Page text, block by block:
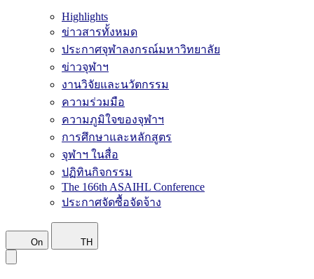
Highlights
ข่าวสารทั้งหมด
ประกาศจุฬาลงกรณ์มหาวิทยาลัย
ข่าวจุฬาฯ
งานวิจัยและนวัตกรรม
ความร่วมมือ
ความภูมิใจของจุฬาฯ
การศึกษาและหลักสูตร
จุฬาฯ ในสื่อ
ปฏิทินกิจกรรม
The 166th ASAIHL Conference
ประกาศจัดซื้อจัดจ้าง
On TH